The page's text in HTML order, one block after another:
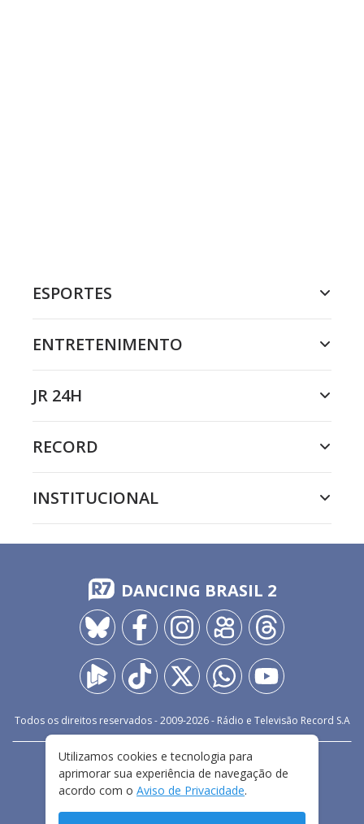
ESPORTES
ENTRETENIMENTO
JR 24H
RECORD
INSTITUCIONAL
DANCING BRASIL 2
Todos os direitos reservados - 2009-2026- Rádio e Televisão Record S.A
FALE CONOSCO
PRIVACIDADE
TERMOS E CONDIÇÕES DE USO
Utilizamos cookies e tecnologia para
aprimorar sua experiência de navegação de
acordo com o Aviso de Privacidade.